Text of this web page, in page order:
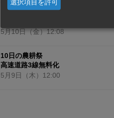
日本産ホタテのタイ向け輸出量
5月10日（金）12:08
10日の農耕祭
高速道路3線無料化
5月9日 （木） 12:00
選択項目を許可